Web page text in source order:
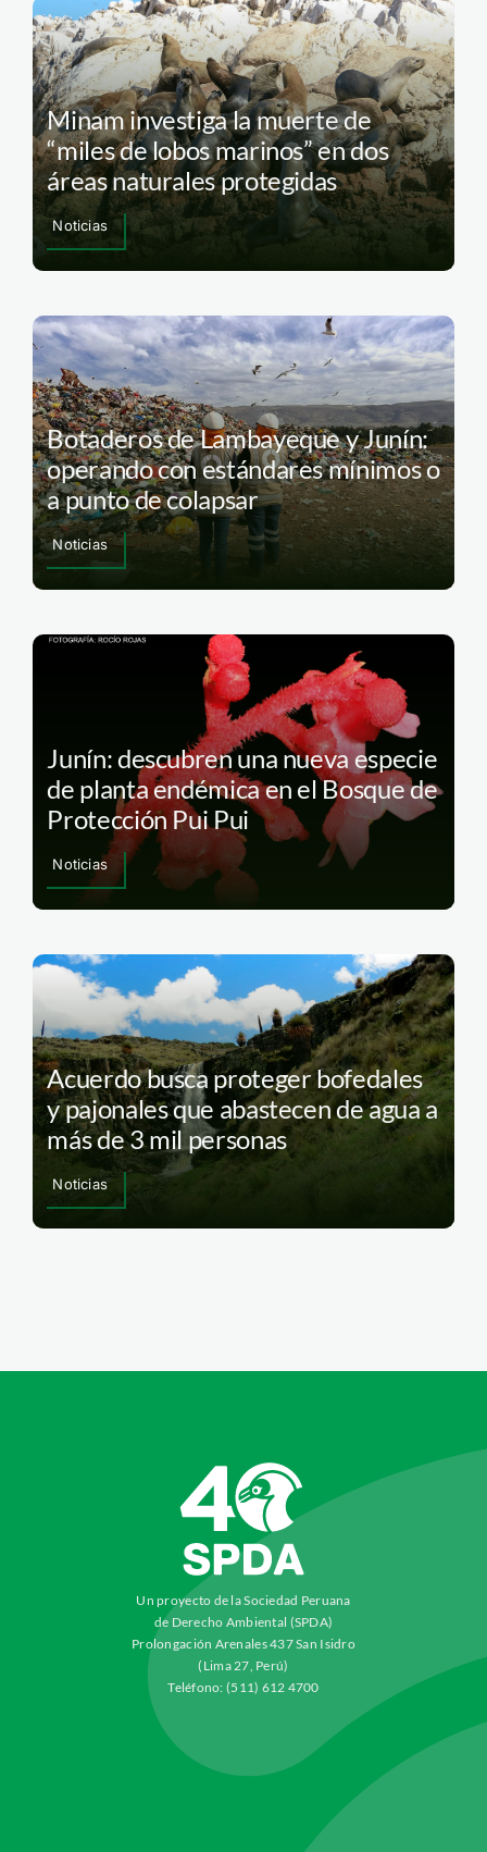
Minam investiga la muerte de
“miles de lobos marinos” en dos
áreas naturales protegidas
Noticias
Botaderos de Lambayeque y Junín:
operando con estándares mínimos o
a punto de colapsar
Noticias
Junín: descubren una nueva especie
de planta endémica en el Bosque de
Protección Pui Pui
Noticias
Acuerdo busca proteger bofedales
y pajonales que abastecen de agua a
más de 3 mil personas
Noticias
Un proyecto de la Sociedad Peruana
de Derecho Ambiental (SPDA)
Prolongación Arenales 437 San Isidro
(Lima 27, Perú)
Teléfono: (511) 612 4700